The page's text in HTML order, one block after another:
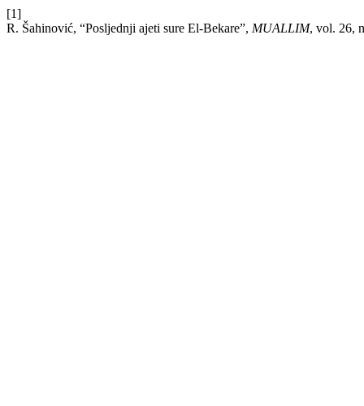
[1]
R. Šahinović, “Posljednji ajeti sure El-Bekare”, MUALLIM, vol. 26,